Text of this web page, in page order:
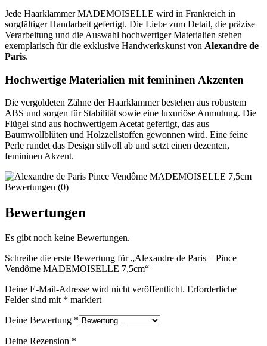
Jede Haarklammer MADEMOISELLE wird in Frankreich in
sorgfältiger Handarbeit gefertigt. Die Liebe zum Detail, die präzise
Verarbeitung und die Auswahl hochwertiger Materialien stehen
exemplarisch für die exklusive Handwerkskunst von Alexandre de
Paris.
Hochwertige Materialien mit femininen Akzenten
Die vergoldeten Zähne der Haarklammer bestehen aus robustem
ABS und sorgen für Stabilität sowie eine luxuriöse Anmutung. Die
Flügel sind aus hochwertigem Acetat gefertigt, das aus
Baumwollblüten und Holzzellstoffen gewonnen wird. Eine feine
Perle rundet das Design stilvoll ab und setzt einen dezenten,
femininen Akzent.
Bewertungen (0)
Bewertungen
Es gibt noch keine Bewertungen.
Schreibe die erste Bewertung für „Alexandre de Paris – Pince
Vendôme MADEMOISELLE 7,5cm“
Deine E-Mail-Adresse wird nicht veröffentlicht. Erforderliche
Felder sind mit * markiert
Deine Bewertung *
Deine Rezension *